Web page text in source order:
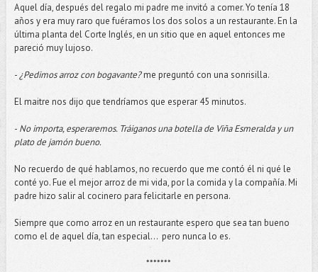
Aquel día, después del regalo mi padre me invitó a comer. Yo tenía 18
años y era muy raro que fuéramos los dos solos a un restaurante. En la
última planta del Corte Inglés, en un sitio que en aquel entonces me
pareció muy lujoso.
-¿Pedimos arroz con bogavante?me preguntó con una sonrisilla.
El maitre nos dijo que tendríamos que esperar 45 minutos.
- No importa, esperaremos. Tráiganos una botella de Viña Esmeralda y un
plato de jamón bueno.
No recuerdo de qué hablamos, no recuerdo que me contó él ni qué le
conté yo. Fue el mejor arroz de mi vida, por la comida y la compañía. Mi
padre hizo salir al cocinero para felicitarle en persona.
Siempre que como arroz en un restaurante espero que sea tan bueno
como el de aquel día, tan especial... pero nunca lo es.
*******